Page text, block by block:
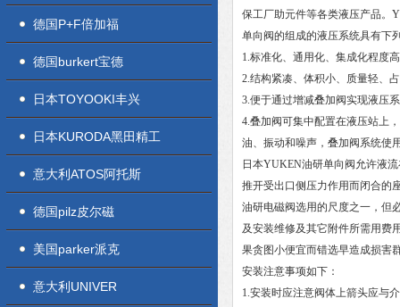
德国P+F倍加福
德国burkert宝德
日本TOYOOKI丰兴
日本KURODA黑田精工
意大利ATOS阿托斯
德国pilz皮尔磁
美国parker派克
意大利UNIVER
保工厂助元件等各类液压产品。
单向阀的组成的液压系统具有下
1.标准化、通用化、集成化程度
2.结构紧凑、体积小、质量轻、
3.便于通过增减叠加阀实现液压
4.叠加阀可集中配置在液压站上
油、振动和噪声，叠加阀系统使
日本YUKEN油研单向阀允许液
推开受出口侧压力作用而闭合的
油研电磁阀选用的尺度之一，但
及安装维修及其它附件所需用费
果贪图小便宜而错选早造成损害
安装注意事项如下：
1.安装时应注意阀体上箭头应与